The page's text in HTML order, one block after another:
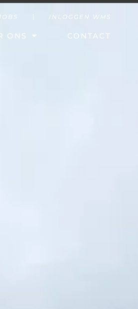
INLOGGEN WMS
ONS CONTACT